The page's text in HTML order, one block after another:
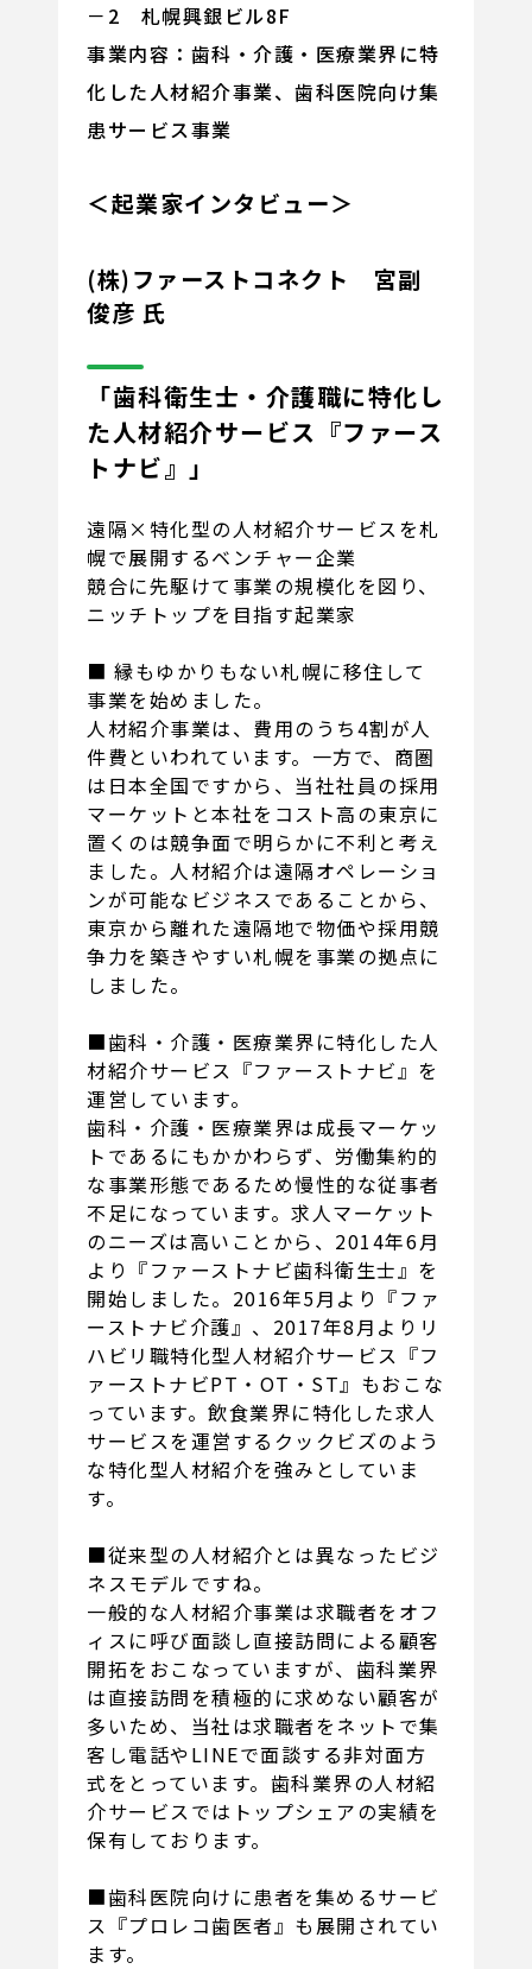
－2 札幌興銀ビル8F
事業内容：歯科・介護・医療業界に特
化した人材紹介事業、歯科医院向け集
患サービス事業
＜起業家インタビュー＞
(株)ファーストコネクト 宮副
俊彦 氏
「歯科衛生士・介護職に特化し
た人材紹介サービス『ファース
トナビ』」
遠隔×特化型の人材紹介サービスを札
幌で展開するベンチャー企業
競合に先駆けて事業の規模化を図り、
ニッチトップを目指す起業家
■ 縁もゆかりもない札幌に移住して
事業を始めました。
人材紹介事業は、費用のうち4割が人
件費といわれています。一方で、商圏
は日本全国ですから、当社社員の採用
マーケットと本社をコスト高の東京に
置くのは競争面で明らかに不利と考え
ました。人材紹介は遠隔オペレーショ
ンが可能なビジネスであることから、
東京から離れた遠隔地で物価や採用競
争力を築きやすい札幌を事業の拠点に
しました。
■歯科・介護・医療業界に特化した人
材紹介サービス『ファーストナビ』を
運営しています。
歯科・介護・医療業界は成長マーケッ
トであるにもかかわらず、労働集約的
な事業形態であるため慢性的な従事者
不足になっています。求人マーケット
のニーズは高いことから、2014年6月
より『ファーストナビ歯科衛生士』を
開始しました。2016年5月より『ファ
ーストナビ介護』、2017年8月よりリ
ハビリ職特化型人材紹介サービス『フ
ァーストナビPT・OT・ST』もおこな
っています。飲食業界に特化した求人
サービスを運営するクックビズのよう
な特化型人材紹介を強みとしていま
す。
■従来型の人材紹介とは異なったビジ
ネスモデルですね。
一般的な人材紹介事業は求職者をオフ
ィスに呼び面談し直接訪問による顧客
開拓をおこなっていますが、歯科業界
は直接訪問を積極的に求めない顧客が
多いため、当社は求職者をネットで集
客し電話やLINEで面談する非対面方
式をとっています。歯科業界の人材紹
介サービスではトップシェアの実績を
保有しております。
■歯科医院向けに患者を集めるサービ
ス『プロレコ歯医者』も展開されてい
ます。